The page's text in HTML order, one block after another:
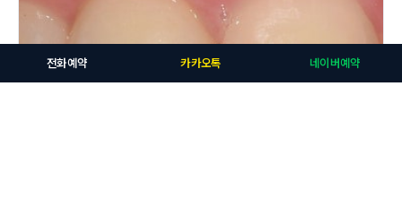
전화예약 카카오톡 네이버예약